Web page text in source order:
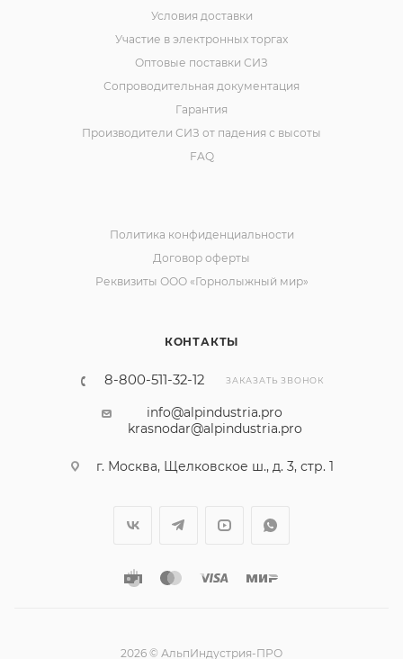
Условия доставки
Участие в электронных торгах
Оптовые поставки СИЗ
Сопроводительная документация
Гарантия
Производители СИЗ от падения с высоты
FAQ
КОНТАКТЫ
8-800-511-32-12 ЗАКАЗАТЬ ЗВОНОК
info@alpindustria.pro
krasnodar@alpindustria.pro
г. Москва, Щелковское ш., д. 3, стр. 1
Политика конфиденциальности
Договор оферты
Реквизиты ООО «Горнолыжный мир»
2026 © АльпИндустрия-ПРО